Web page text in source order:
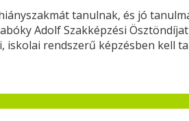
tanulnak, és jó
Adolf Szakképzési
rendszerű képzésben kell